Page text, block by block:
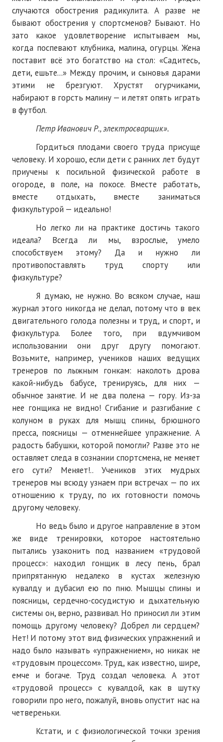
№ 1
№ 2
№ 4
№ 5
№ 8
№ 9
2026 г.
№ 2
№ 3
№ 5
№ 6
№ 8
КНИГИ
Список наших книг
Страница поиска
Новые книги
Е. Богатырев «Повесть об олимпийском характере»
В. Щагин «Мяч и время»
ПОДПИСКА
Наложенный платеж
Подписка 2026
Подписка онлайн на печатную версию
ТАКОВА СПОРТИВНАЯ ЖИЗНЬ
КОНТАКТЫ
ТЕКУЩИЙ №
случаются обострения радикулита. А разве не
бывают обострения у спортсменов? Бывают. Но
зато какое удовлетворение испытываем мы,
когда поспевают клубника, малина, огурцы. Жена
поставит всё это богатство на стол: «Садитесь,
дети, ешьте...» Между прочим, и сыновья дарами
этими не брезгуют. Хрустят огурчиками,
набирают в горсть малину — и летят опять играть
в футбол.
Петр Иванович Р., электросварщик».
Гордиться плодами своего труда присуще
человеку. И хорошо, если дети с ранних лет будут
приучены к посильной физической работе в
огороде, в поле, на покосе. Вместе работать,
вместе отдыхать, вместе заниматься
физкультурой — идеально!
Но легко ли на практике достичь такого
идеала? Всегда ли мы, взрослые, умело
способствуем этому? Да и нужно ли
противопоставлять труд спорту или
физкультуре?
Я думаю, не нужно. Во всяком случае, наш
журнал этого никогда не делал, потому что в век
двигательного голода полезны и труд, и спорт, и
физкультура. Более того, при вдумчивом
использовании они друг другу помогают.
Возьмите, например, учеников наших ведущих
тренеров по лыжным гонкам: наколоть дрова
какой-нибудь бабусе, тренируясь, для них —
обычное занятие. И не два полена — гору. Из-за
нее гонщика не видно! Сгибание и разгибание с
колуном в руках для мышц спины, брюшного
пресса, поясницы — отменнейшее упражнение. А
радость бабушки, которой помогли? Разве это не
оставляет следа в сознании спортсмена, не меняет
его сути? Меняет!.. Учеников этих мудрых
тренеров мы всюду узнаем при встречах — по их
отношению к труду, по их готовности помочь
другому человеку.
Но ведь было и другое направление в этом
же виде тренировки, которое настоятельно
пытались узаконить под названием «трудовой
процесс»: находил гонщик в лесу пень, брал
припрятанную недалеко в кустах железную
кувалду и дубасил ею по пню. Мышцы спины и
поясницы, сердечно-сосудистую и дыхательную
системы он, верно, развивал. Но приносил ли этим
помощь другому человеку? Добрел ли сердцем?
Нет! И потому этот вид физических упражнений и
надо было называть «упражнением», но никак не
«трудовым процессом». Труд, как известно, шире,
емче и богаче. Труд создал человека. А этот
«трудовой процесс» с кувалдой, как в шутку
говорили про него, пожалуй, вновь опустит нас на
четвереньки.
Кстати, и с физиологической точки зрения